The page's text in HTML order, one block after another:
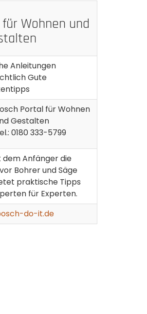
Wohnen und
Anleitungen
Gute
Portal für Wohnen
Gestalten
0180 333-5799
dem Anfänger die
Bohrer und Säge
praktische Tipps
für Experten.
do-it.de